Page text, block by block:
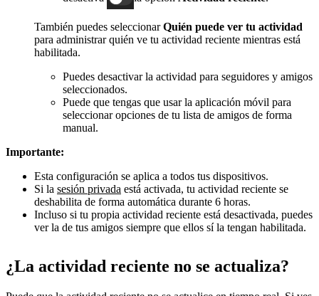
También puedes seleccionarQuién puede ver tu actividad
para administrar quién ve tu actividad reciente mientras está
habilitada.
Puedes desactivar la actividad para seguidores y amigos
seleccionados.
Puede que tengas que usar la aplicación móvil para
seleccionar opciones de tu lista de amigos de forma
manual.
Importante:
Esta configuración se aplica a todos tus dispositivos.
Si la sesión privada está activada, tu actividad reciente se
deshabilita de forma automática durante 6 horas.
Incluso si tu propia actividad reciente está desactivada, puedes
ver la de tus amigos siempre que ellos sí la tengan habilitada.
¿La actividad reciente no se actualiza?